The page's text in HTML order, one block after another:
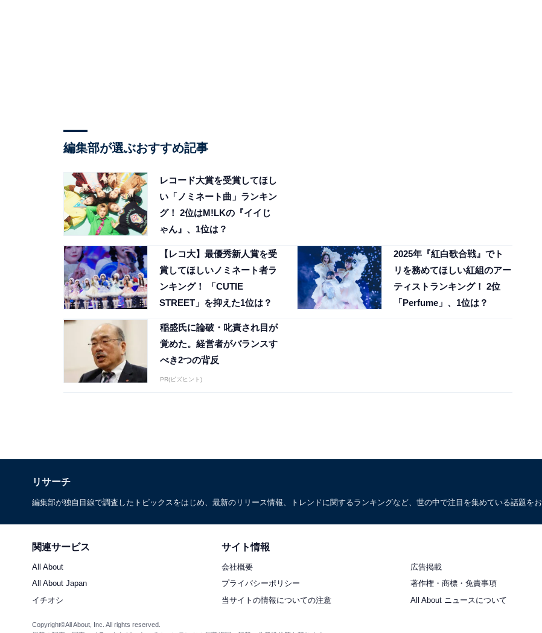
編集部が選ぶおすすめ記事
レコード大賞を受賞してほし
い「ノミネート曲」ランキン
グ！ 2位はM!LKの『イイじ
ゃん』、1位は？
【レコ大】最優秀新人賞を受
賞してほしいノミネート者ラ
ンキング！ 「CUTIE
STREET」を抑えた1位は？
2025年『紅白歌合戦』でト
リを務めてほしい紅組のアー
ティストランキング！ 2位
「Perfume」、1位は？
稲盛氏に論破・叱責され目が
覚めた。経営者がバランスす
べき2つの背反
PR(ビズヒント)
リサーチ
編集部が独自目線で調査したトピックスをはじめ、最新のリリース情報、トレンドに関するランキングなど、世の中で注目を集めている話題をお
関連サービス
All About
All About Japan
イチオシ
サイト情報
会社概要
広告掲載
プライバシーポリシー
著作権・商標・免責事項
当サイトの情報についての注意
All About ニュースについて
Copyright©All About, Inc. All rights reserved.